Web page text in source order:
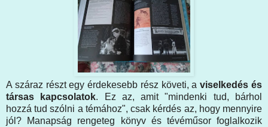
A száraz részt egy érdekesebb rész követi, aviselkedés és
társas kapcsolatok. Ez az, amit "mindenki tud, bárhol
hozzá tud szólni a témához", csak kérdés az, hogy mennyire
jól? Manapság rengeteg könyv és tévéműsor foglalkozik